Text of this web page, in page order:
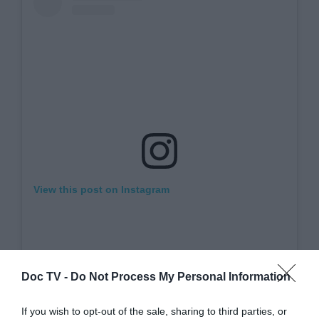
Doc TV - Do Not Process My Personal Information
If you wish to opt-out of the sale, sharing to third parties, or
View this post on Instagram